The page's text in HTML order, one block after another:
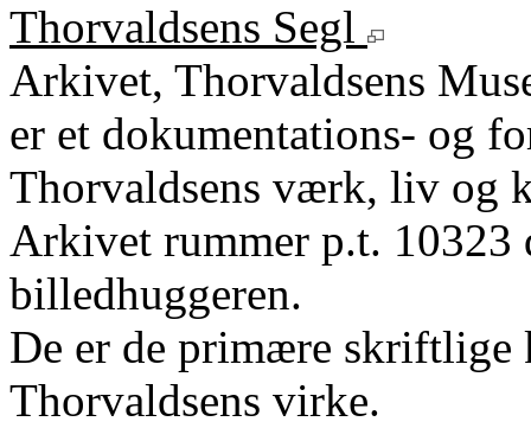
Thorvaldsens Segl
Arkivet, Thorvaldsens
er et dokumentations- og
Thorvaldsens værk, liv og
Arkivet rummer p.t.
billedhuggeren.
De er de primære
Thorvaldsens virke.